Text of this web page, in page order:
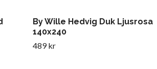
By Wille Hedvig Duk Ljusrosa
140x240
489 kr